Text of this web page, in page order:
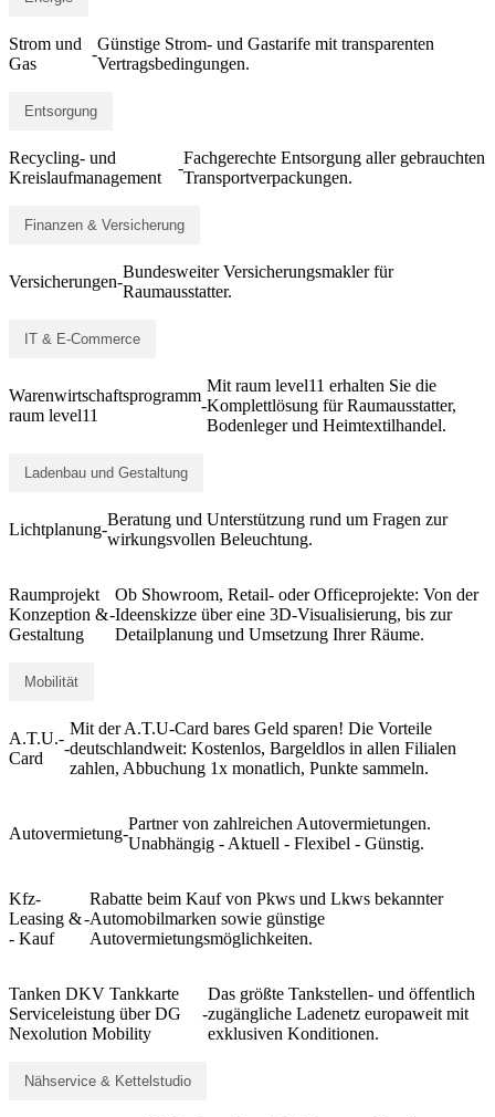
Strom und
Gas
-
Günstige Strom- und Gastarife mit transparenten
Vertragsbedingungen.
Entsorgung
Recycling- und
Kreislaufmanagement
-
Fachgerechte Entsorgung aller gebrauchten
Transportverpackungen.
Finanzen & Versicherung
Versicherungen-
Bundesweiter Versicherungsmakler für
Raumausstatter.
IT & E-Commerce
Warenwirtschaftsprogramm
raum level11
-
Mit raum level11 erhalten Sie die
Komplettlösung für Raumausstatter,
Bodenleger und Heimtextilhandel.
Ladenbau und Gestaltung
Lichtplanung-
Beratung und Unterstützung rund um Fragen zur
wirkungsvollen Beleuchtung.
Raumprojekt
Konzeption &
Gestaltung
-
Ob Showroom, Retail- oder Officeprojekte: Von der
Ideenskizze über eine 3D-Visualisierung, bis zur
Detailplanung und Umsetzung Ihrer Räume.
Mobilität
A.T.U.-
Card
-
Mit der A.T.U-Card bares Geld sparen! Die Vorteile
deutschlandweit: Kostenlos, Bargeldlos in allen Filialen
zahlen, Abbuchung 1x monatlich, Punkte sammeln.
Autovermietung-
Partner von zahlreichen Autovermietungen.
Unabhängig - Aktuell - Flexibel - Günstig.
Kfz-
Leasing &
- Kauf
-
Rabatte beim Kauf von Pkws und Lkws bekannter
Automobilmarken sowie günstige
Autovermietungsmöglichkeiten.
Tanken DKV Tankkarte
Serviceleistung über DG
Nexolution Mobility
-
Das größte Tankstellen- und öffentlich
zugängliche Ladenetz europaweit mit
exklusiven Konditionen.
Nähservice & Kettelstudio